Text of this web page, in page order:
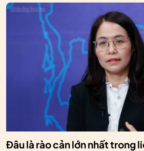
Đâu là rào cản lớn nhất trong